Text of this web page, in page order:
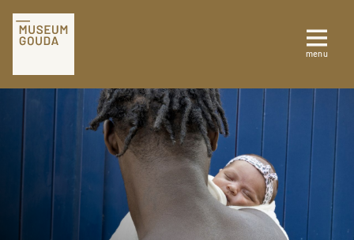
menu
NL
Sluiten
Plan je bezoek
Te zien en te doen